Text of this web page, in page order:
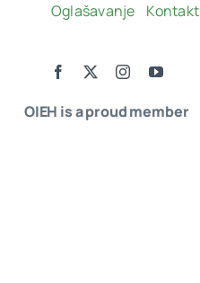
OIEH is a proud member
Oglašavanje
Kontakt